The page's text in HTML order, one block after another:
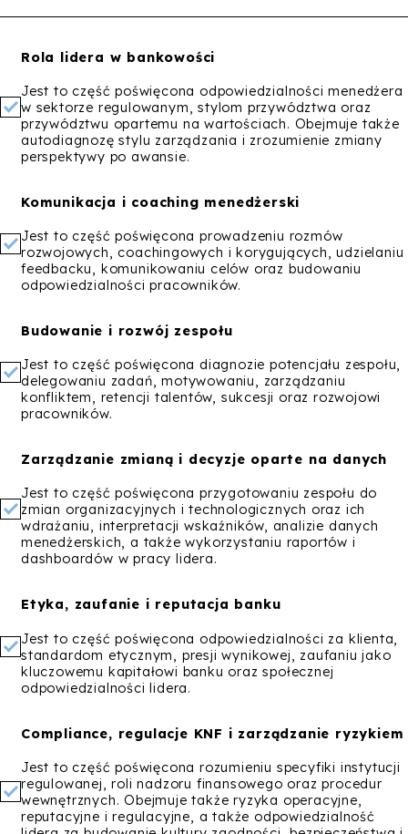
Rola lidera w bankowości
Jest to część poświęcona odpowiedzialności menedżera
w sektorze regulowanym, stylom przywództwa oraz
przywództwu opartemu na wartościach. Obejmuje także
autodiagnozę stylu zarządzania i zrozumienie zmiany
perspektywy po awansie.
Komunikacja i coaching menedżerski
Jest to część poświęcona prowadzeniu rozmów
rozwojowych, coachingowych i korygujących, udzielaniu
feedbacku, komunikowaniu celów oraz budowaniu
odpowiedzialności pracowników.
Budowanie i rozwój zespołu
Jest to część poświęcona diagnozie potencjału zespołu,
delegowaniu zadań, motywowaniu, zarządzaniu
konfliktem, retencji talentów, sukcesji oraz rozwojowi
pracowników.
Zarządzanie zmianą i decyzje oparte na danych
Jest to część poświęcona przygotowaniu zespołu do
zmian organizacyjnych i technologicznych oraz ich
wdrażaniu, interpretacji wskaźników, analizie danych
menedżerskich, a także wykorzystaniu raportów i
dashboardów w pracy lidera.
Etyka, zaufanie i reputacja banku
Jest to część poświęcona odpowiedzialności za klienta,
standardom etycznym, presji wynikowej, zaufaniu jako
kluczowemu kapitałowi banku oraz społecznej
odpowiedzialności lidera.
Compliance, regulacje KNF i zarządzanie ryzykiem
Jest to część poświęcona rozumieniu specyfiki instytucji
regulowanej, roli nadzoru finansowego oraz procedur
wewnętrznych. Obejmuje także ryzyka operacyjne,
reputacyjne i regulacyjne, a także odpowiedzialność